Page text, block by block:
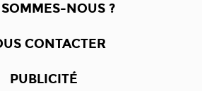
NOUS ?
CONTACTER
PUBLICITÉ